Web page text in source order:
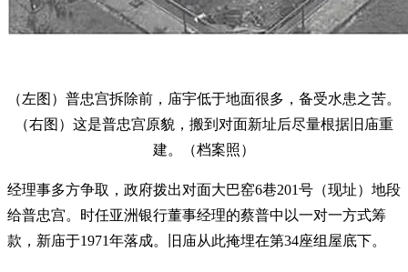
（左图）普忠宫拆除前，庙宇低于地面很多，备受水患之苦。
（右图）这是普忠宫原貌，搬到对面新址后尽量根据旧庙重
建。（档案照）
经理事多方争取，政府拨出对面大巴窑6巷201号（现址）地段
给普忠宫。时任亚洲银行董事经理的蔡普中以一对一方式筹
款，新庙于1971年落成。旧庙从此掩埋在第34座组屋底下。